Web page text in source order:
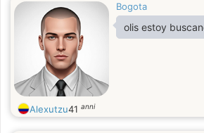
Bogota
olis estoy
Alexutzu41 anni